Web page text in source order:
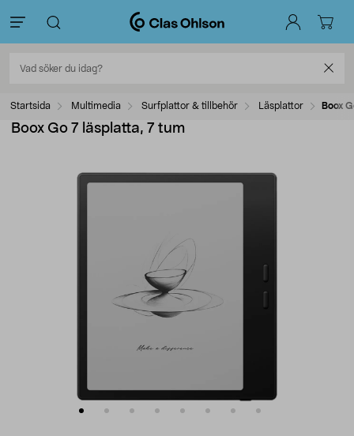
Startsida Multimedia Surfplattor & tillbehör Läsplattor Boox
Boox Go 7 läsplatta, 7 tum